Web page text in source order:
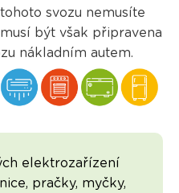
svozu nemusíte
být však připravena
nákladním autem.
elektrozařízení
pračky, myčky,